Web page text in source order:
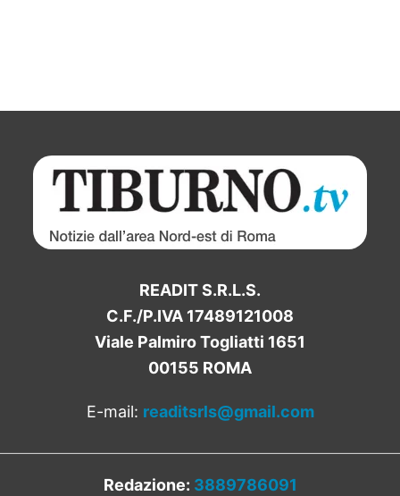
READIT S.R.L.S.
C.F./P.IVA 17489121008
Viale Palmiro Togliatti 1651
00155 ROMA
E-mail: readitsrls@gmail.com
Redazione: 3889786091